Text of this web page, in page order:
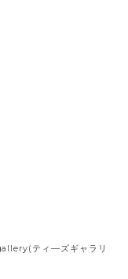
ティ―ズギャラリ